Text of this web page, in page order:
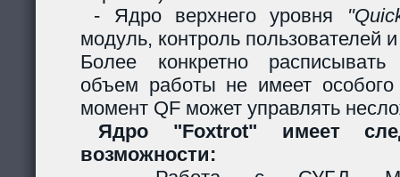
- Ядро верхнего уровня
модуль, контроль пользователей и
Более конкретно
объем работы не имеет
момент QF может управлять
Ядро "Foxtrot" имеет
возможности: